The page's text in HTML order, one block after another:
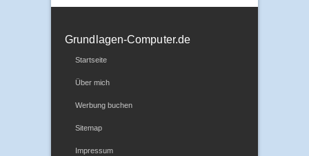
Grundlagen-Computer.de
Startseite
Über mich
Werbung buchen
Sitemap
Impressum